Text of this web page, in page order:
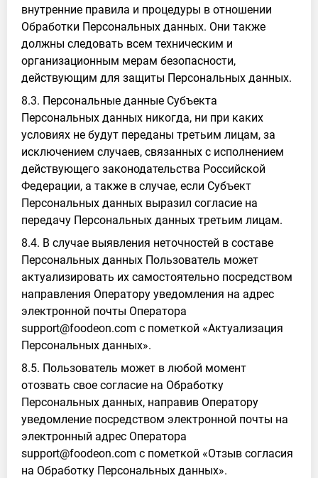
внутренние правила и процедуры в отношении
Обработки Персональных данных. Они также
должны следовать всем техническим и
организационным мерам безопасности,
действующим для защиты Персональных данных.
8.3. Персональные данные Субъекта
Персональных данных никогда, ни при каких
условиях не будут переданы третьим лицам, за
исключением случаев, связанных с исполнением
действующего законодательства Российской
Федерации, а также в случае, если Субъект
Персональных данных выразил согласие на
передачу Персональных данных третьим лицам.
8.4. В случае выявления неточностей в составе
Персональных данных Пользователь может
актуализировать их самостоятельно посредством
направления Оператору уведомления на адрес
электронной почты Оператора
support@foodeon.com с пометкой «Актуализация
Персональных данных».
8.5. Пользователь может в любой момент
отозвать свое согласие на Обработку
Персональных данных, направив Оператору
уведомление посредством электронной почты на
электронный адрес Оператора
support@foodeon.com с пометкой «Отзыв согласия
на Обработку Персональных данных».